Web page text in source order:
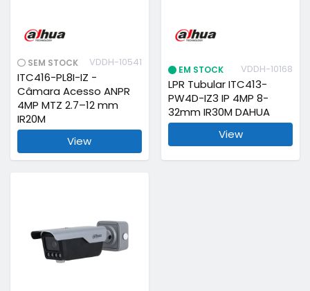
SEM STOCK VDDH-10541
ITC416-PL8I-IZ -
Câmara Acesso ANPR
4MP MTZ 2.7–12 mm
IR20M
View
EM STOCK VDDH-10168
LPR Tubular ITC413-
PW4D-IZ3 IP 4MP 8-
32mm IR30M DAHUA
View